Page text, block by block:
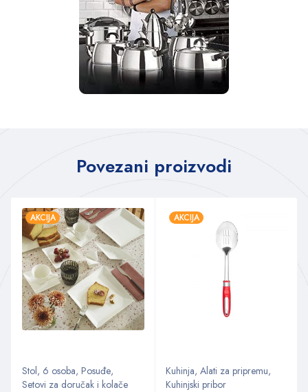
Povezani proizvodi
AKCIJA
Stol, 6 osoba, Posuđe,
Setovi za doručak i kolače
AKCIJA
Kuhinja, Alati za pripremu,
Kuhinjski pribor